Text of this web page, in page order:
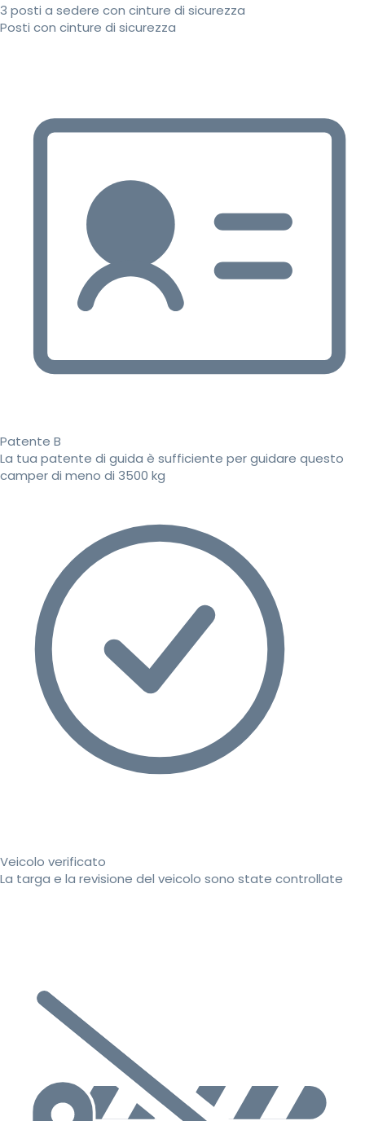
3 posti a sedere con cinture di sicurezza
Posti con cinture di sicurezza
Patente B
La tua patente di guida è sufficiente per guidare questo
camper di meno di 3500 kg
Veicolo verificato
La targa e la revisione del veicolo sono state controllate